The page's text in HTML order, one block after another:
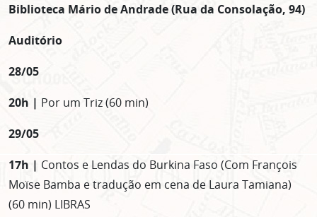
Biblioteca Mário de Andrade (Rua da Consolação, 94)
Auditório
28/05
20h | Por um Triz (60 min)
29/05
17h | Contos e Lendas do Burkina Faso (Com François
Moïse Bamba e tradução em cena de Laura Tamiana)
(60 min) LIBRAS
ASSINE GRATUITAMENTE
NOSSA NEWSLETTER!